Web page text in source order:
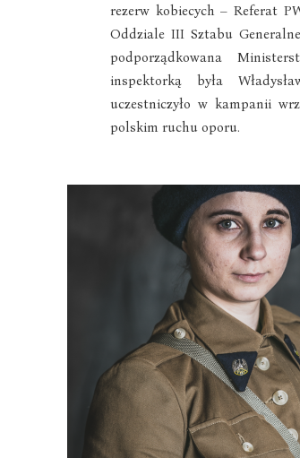
rezerw kobiecych – Referat
Oddziale III Sztabu
podporządkowana
inspektorką była
uczestniczyło w kampanii
polskim ruchu oporu.